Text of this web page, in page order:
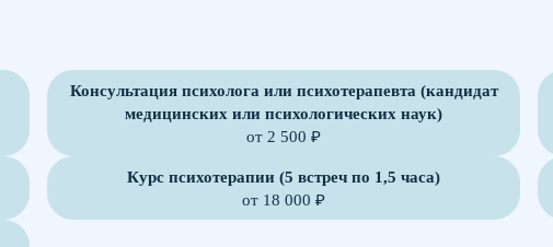
Консультация психолога или психотерапевта (кандидат
медицинских или психологических наук)
от 2 500 ₽
Курс психотерапии (5 встреч по 1,5 часа)
от 18 000 ₽